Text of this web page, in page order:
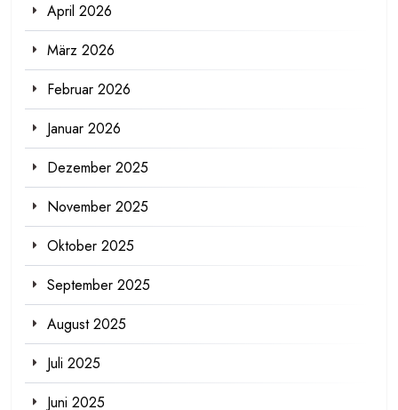
April 2026
März 2026
Februar 2026
Januar 2026
Dezember 2025
November 2025
Oktober 2025
September 2025
August 2025
Juli 2025
Juni 2025